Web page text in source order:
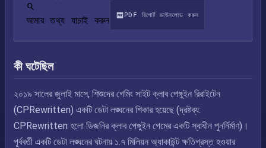
আমার তথ্য যাচাই করুন PDF রিপোর্ট ডাউনলোড করুন
কী ঘটেছিল
২০১৯ সালের জুলাই মাসে, শিশুদের গেমিং সাইট ক্লাব পেঙ্গুইন রিরাইটেন
(CPRewritten) একটি ডেটা লঙ্ঘনের শিকার হয়েছে (দ্রষ্টব্য:
CPRewritten হলো ডিজনির ক্লাব পেঙ্গুইন গেমের একটি স্বাধীন পুনর্নির্মাণ)।
পূর্ববর্তী একটি ডেটা লঙ্ঘনের ঘটনায় ১.৭ মিলিয়ন অ্যাকাউন্ট ক্ষতিগ্রস্ত হওয়ার